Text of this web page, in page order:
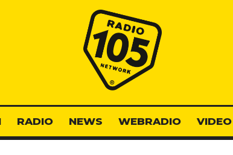
Radio 105
RADIO NEWS WEBRADIO VIDEO